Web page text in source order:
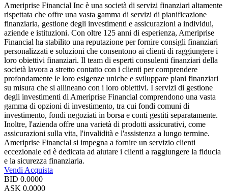
Ameriprise Financial Inc è una società di servizi finanziari altamente
rispettata che offre una vasta gamma di servizi di pianificazione
finanziaria, gestione degli investimenti e assicurazioni a individui,
aziende e istituzioni. Con oltre 125 anni di esperienza, Ameriprise
Financial ha stabilito una reputazione per fornire consigli finanziari
personalizzati e soluzioni che consentono ai clienti di raggiungere i
loro obiettivi finanziari. Il team di esperti consulenti finanziari della
società lavora a stretto contatto con i clienti per comprendere
profondamente le loro esigenze uniche e sviluppare piani finanziari
su misura che si allineano con i loro obiettivi. I servizi di gestione
degli investimenti di Ameriprise Financial comprendono una vasta
gamma di opzioni di investimento, tra cui fondi comuni di
investimento, fondi negoziati in borsa e conti gestiti separatamente.
Inoltre, l'azienda offre una varietà di prodotti assicurativi, come
assicurazioni sulla vita, l'invalidità e l'assistenza a lungo termine.
Ameriprise Financial si impegna a fornire un servizio clienti
eccezionale ed è dedicata ad aiutare i clienti a raggiungere la fiducia
e la sicurezza finanziaria.
Vendi Acquista
BID 0.0000
ASK 0.0000